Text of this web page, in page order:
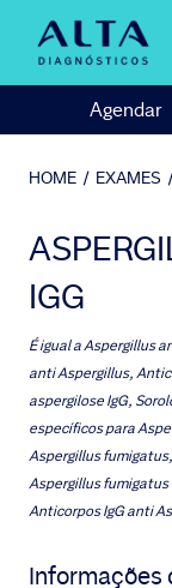
Agendar
HOME / EXAMES
IGG
É igual aAspergillus
anti Aspergillus,
aspergilose IgG,
específicos para
Aspergillus
Aspergillus fumigatus
Anticorpos IgG anti
Informações